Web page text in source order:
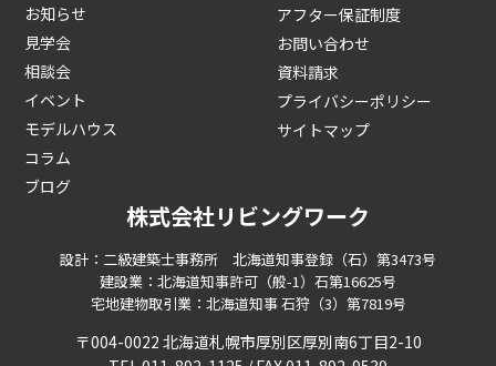
お知らせ
見学会
相談会
イベント
モデルハウス
コラム
ブログ
アフター保証制度
お問い合わせ
資料請求
プライバシーポリシー
サイトマップ
株式会社リビングワーク
設計：二級建築士事務所 北海道知事登録（石）第3473号
建設業：北海道知事許可（般-1）石第16625号
宅地建物取引業：北海道知事 石狩（3）第7819号
〒004-0022 北海道札幌市厚別区厚別南6丁目2-10